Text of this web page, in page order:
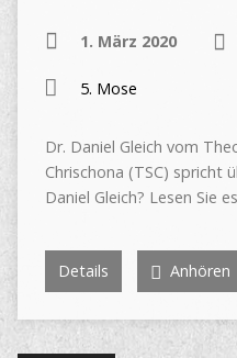
1. März 2020
5. Mose
Dr. Daniel Gleich vom
Chrischona (TSC) spricht
Daniel Gleich? Lesen Sie
Details Anhören